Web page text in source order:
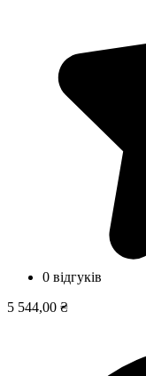
0 відгуків
5 544,00 ₴